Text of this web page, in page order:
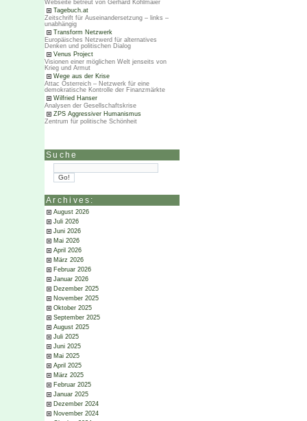
Webseite betreut von Gerhard Kohlmaier
Tagebuch.at
Zeitschrift für Auseinandersetzung – links –
unabhängig
Transform Netzwerk
Europäisches Netzwerd für alternatives
Denken und politischen Dialog
Venus Project
Visionen einer möglichen Welt jenseits von
Krieg und Armut
Wege aus der Krise
Attac Österreich – Netzwerk für eine
demokratische Kontrolle der Finanzmärkte
Wilfried Hanser
Analysen der Gesellschaftskrise
ZPS Aggressiver Humanismus
Zentrum für politische Schönheit
Suche
Archives:
August 2026
Juli 2026
Juni 2026
Mai 2026
April 2026
März 2026
Februar 2026
Januar 2026
Dezember 2025
November 2025
Oktober 2025
September 2025
August 2025
Juli 2025
Juni 2025
Mai 2025
April 2025
März 2025
Februar 2025
Januar 2025
Dezember 2024
November 2024